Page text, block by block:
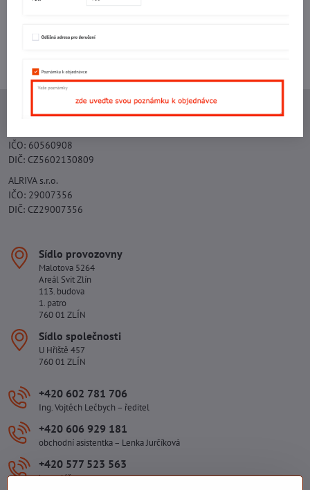
Ing. Vojtěch Lečbych - IVL
IČO: 60560908
DIČ: CZ5602130809
ALRIVA s.r.o.
IČO: 29007356
DIČ: CZ29007356
Sídlo provozovny
Malotova 5264
Areál Svit Zlín
113. budova
1. patro
760 01 ZLÍN
Sídlo společnosti
U Hřiště 457
760 01 ZLÍN
+420 602 781 706
Ing. Vojtěch Lečbych – ředitel
+420 606 929 181
obchodní asistentka – Lenka Jurčíková
+420 577 523 563
kancelář